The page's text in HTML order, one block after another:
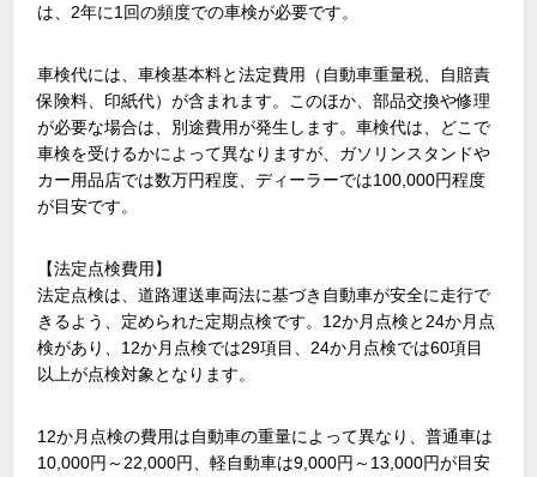
は、2年に1回の頻度での車検が必要です。
車検代には、車検基本料と法定費用（自動車重量税、自賠責
保険料、印紙代）が含まれます。このほか、部品交換や修理
が必要な場合は、別途費用が発生します。車検代は、どこで
車検を受けるかによって異なりますが、ガソリンスタンドや
カー用品店では数万円程度、ディーラーでは100,000円程度
が目安です。
【法定点検費用】
法定点検は、道路運送車両法に基づき自動車が安全に走行で
きるよう、定められた定期点検です。12か月点検と24か月点
検があり、12か月点検では29項目、24か月点検では60項目
以上が点検対象となります。
12か月点検の費用は自動車の重量によって異なり、普通車は
10,000円～22,000円、軽自動車は9,000円～13,000円が目安